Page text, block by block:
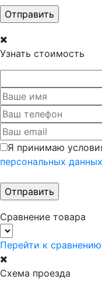
Узнать стоимость
Я принимаю
персональных данных
Сравнение товара
Перейти к сравнению
Схема проезда